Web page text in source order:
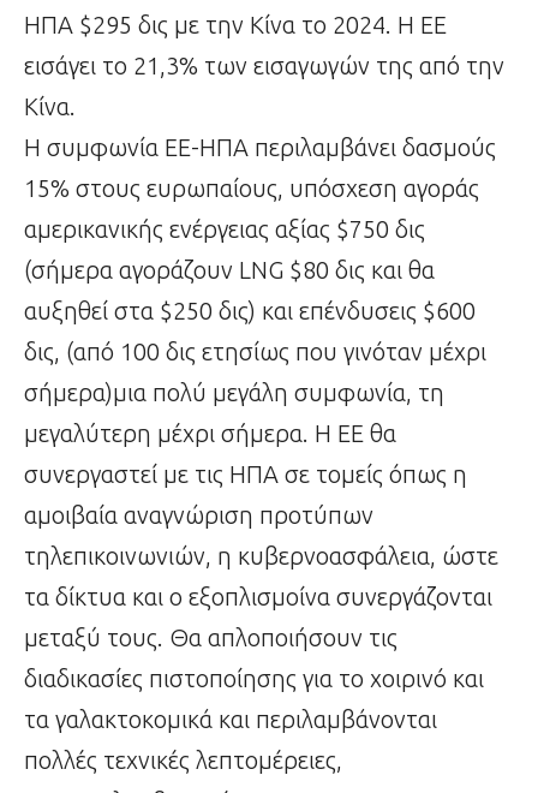
ΗΠΑ $295 δις με την Κίνα το 2024. Η ΕΕ
εισάγει το 21,3% των εισαγωγών της από την
Κίνα.
Η συμφωνία ΕΕ-ΗΠΑ περιλαμβάνει δασμούς
15% στους ευρωπαίους, υπόσχεση αγοράς
αμερικανικής ενέργειας αξίας $750 δις
(σήμερα αγοράζουν LNG $80 δις και θα
αυξηθεί στα $250 δις) και επένδυσεις $600
δις, (από 100 δις ετησίως που γινόταν μέχρι
σήμερα)μια πολύ μεγάλη συμφωνία, τη
μεγαλύτερη μέχρι σήμερα. Η ΕΕ θα
συνεργαστεί με τις ΗΠΑ σε τομείς όπως η
αμοιβαία αναγνώριση προτύπων
τηλεπικοινωνιών, η κυβερνοασφάλεια, ώστε
τα δίκτυα και ο εξοπλισμοίνα συνεργάζονται
μεταξύ τους. Θα απλοποιήσουν τις
διαδικασίες πιστοποίησης για το χοιρινό και
τα γαλακτοκομικά και περιλαμβάνονται
πολλές τεχνικές λεπτομέρειες,